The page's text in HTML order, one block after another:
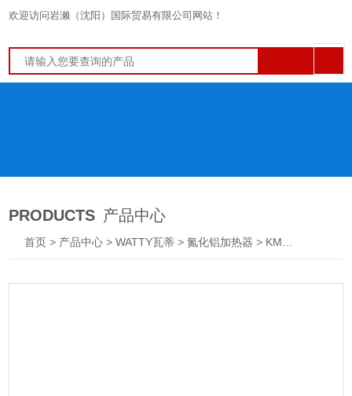
欢迎访问岩濑（沈阳）国际贸易有限公司网站！
PRODUCTS 产品中心
首页> 产品中心 >WATTY瓦蒂 >氮化铝加热器 > KM05535-V02WATTY瓦蒂 氮化铝加热器